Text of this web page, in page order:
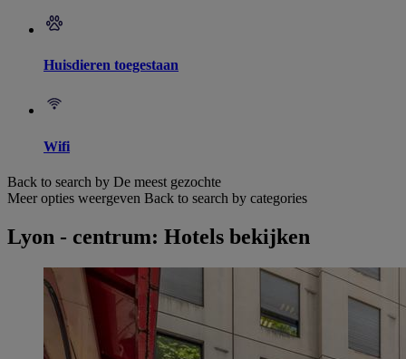
Huisdieren toegestaan
Wifi
Back to search by De meest gezochte
Meer opties weergeven Back to search by categories
Lyon - centrum: Hotels bekijken